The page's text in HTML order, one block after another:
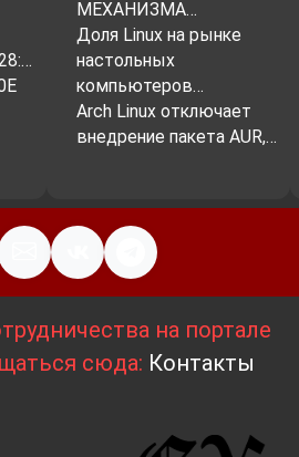
МЕХАНИЗМА…
Доля Linux на рынке
настольных
компьютеров…
Arch Linux отключает
внедрение пакета AUR,…
на портале
сюда: Контакты